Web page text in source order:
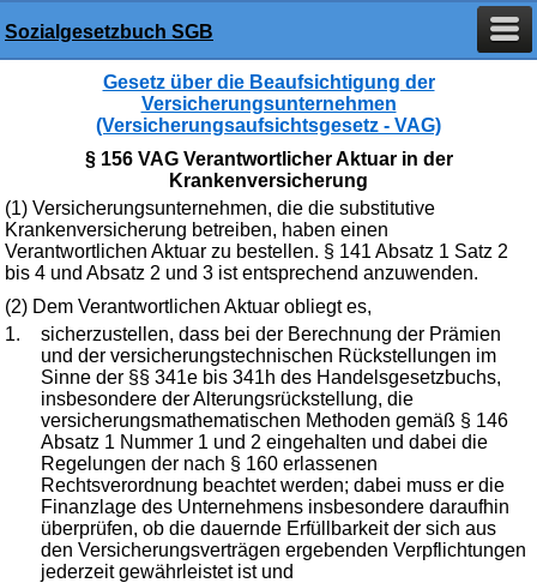
Sozialgesetzbuch SGB
Gesetz über die Beaufsichtigung der
Versicherungsunternehmen
(Versicherungsaufsichtsgesetz - VAG)
§ 156 VAG Verantwortlicher Aktuar in der
Krankenversicherung
(1) Versicherungsunternehmen, die die substitutive
Krankenversicherung betreiben, haben einen
Verantwortlichen Aktuar zu bestellen. § 141 Absatz 1 Satz 2
bis 4 und Absatz 2 und 3 ist entsprechend anzuwenden.
(2) Dem Verantwortlichen Aktuar obliegt es,
1.
sicherzustellen, dass bei der Berechnung der Prämien
und der versicherungstechnischen Rückstellungen im
Sinne der §§ 341e bis 341h des Handelsgesetzbuchs,
insbesondere der Alterungsrückstellung, die
versicherungsmathematischen Methoden gemäß § 146
Absatz 1 Nummer 1 und 2 eingehalten und dabei die
Regelungen der nach § 160 erlassenen
Rechtsverordnung beachtet werden; dabei muss er die
Finanzlage des Unternehmens insbesondere daraufhin
überprüfen, ob die dauernde Erfüllbarkeit der sich aus
den Versicherungsverträgen ergebenden Verpflichtungen
jederzeit gewährleistet ist und